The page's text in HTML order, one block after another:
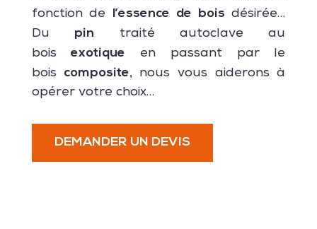
fonction de
l’essence de bois désirée…
Du
pin
traité autoclave au
bois
exotique
en passant par le
bois
composite,
nous vous aiderons à
opérer votre choix…
DEMANDER UN DEVIS